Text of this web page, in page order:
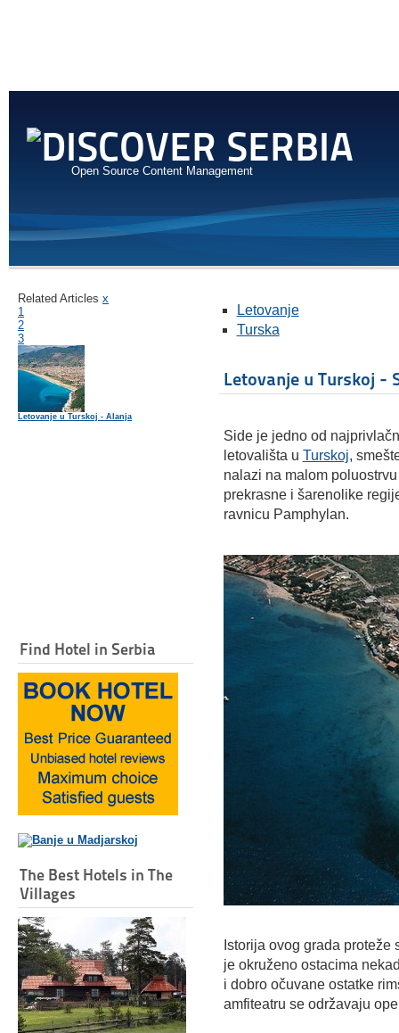
Open Source Content Management
Related Articles x
1
2
3
Letovanje u Turskoj - Alanja
Find Hotel in Serbia
The Best Hotels in The
Villages
Letovanje
Turska
Letovanje u Turskoj -
Side je jedno od
letovališta u Turskoj,
nalazi na malom
prekrasne i šarenolike
ravnicu Pamphylan.
Istorija ovog grada
je okruženo ostacima
i dobro očuvane ostatke
amfiteatru se održavaju